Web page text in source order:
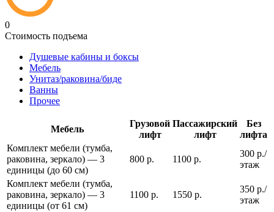
0
Стоимость подъема
Душевые кабины и боксы
Мебель
Унитаз/раковина/биде
Ванны
Прочее
Мебель
Грузовой
лифт
Пассажирский
лифт
Без
лифта
Комплект мебели (тумба,
раковина, зеркало) — 3
единицы (до 60 см)
800 р. 1100 р.
300 р./
этаж
Комплект мебели (тумба,
раковина, зеркало) — 3
единицы (от 61 см)
1100 р. 1550 р.
350 р./
этаж